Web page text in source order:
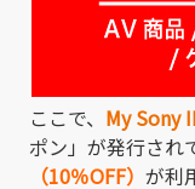
ここで、 My Sony
ポン」が発行され
（10％OFF） が利